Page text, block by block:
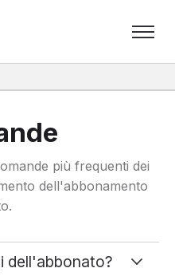
più frequenti dei
dell'abbonamento
dell'abbonato?